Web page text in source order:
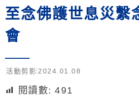
至念佛護世息災繫
會
活動剪影 2024.01.08
閱讀數: 491